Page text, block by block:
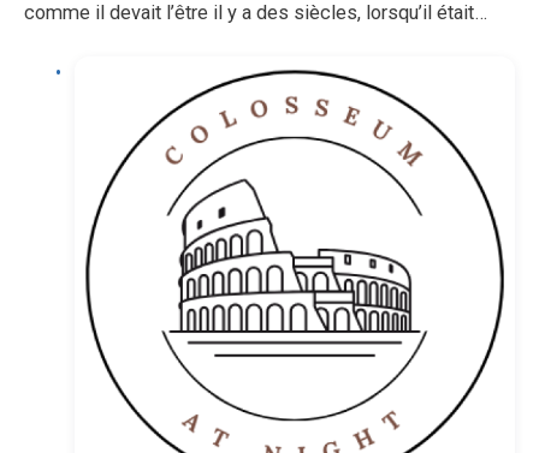
comme il devait l’être il y a des siècles, lorsqu’il était…